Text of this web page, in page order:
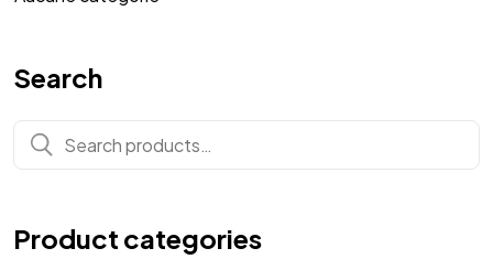
Search
Search
for:
Product categories